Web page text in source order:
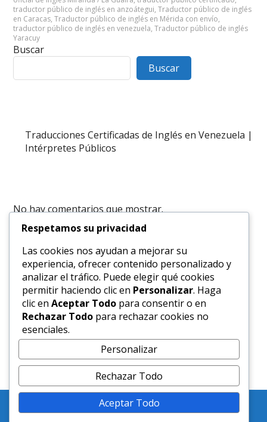
traductor público de inglés en anzoátegui,Traductor público de inglés
en Caracas,Traductor público de inglés en Mérida con envío,
traductor público de inglés en venezuela,Traductor público de inglés
Yaracuy
Buscar
Buscar
Traducciones Certificadas de Inglés en Venezuela |
Intérpretes Públicos
No hay comentarios que mostrar.
marzo 2026
Categoria
Traductor Ingles
Servicio de Traducciones e Interpretaciones en Ingles
certificadas por Interprete Publico Venezolano© 2026
Respetamos su privacidad
Las cookies nos ayudan a mejorar su
experiencia, ofrecer contenido personalizado y
analizar el tráfico. Puede elegir qué cookies
permitir haciendo clic en Personalizar. Haga
clic en Aceptar Todo para consentir o en
Rechazar Todo para rechazar cookies no
esenciales.
Personalizar
Rechazar Todo
Aceptar Todo